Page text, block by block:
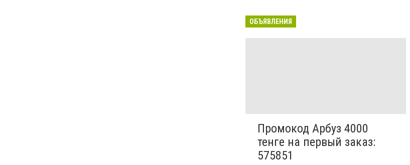
ОБЪЯВЛЕНИЯ
Промокод Арбуз 4000
тенге на первый заказ:
575851